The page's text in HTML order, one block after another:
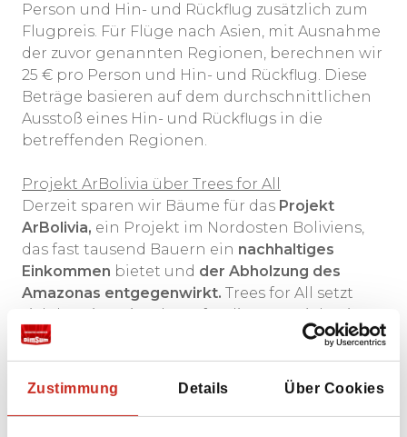
Zustimmung Details Über Cookies
Person und Hin- und Rückflug zusätzlich zum
Flugpreis. Für Flüge nach Asien, mit Ausnahme
der zuvor genannten Regionen, berechnen wir
25 € pro Person und Hin- und Rückflug. Diese
Beträge basieren auf dem durchschnittlichen
Ausstoß eines Hin- und Rückflugs in die
betreffenden Regionen.
Projekt ArBolivia über Trees for All
Derzeit sparen wir Bäume für das Projekt
ArBolivia, ein Projekt im Nordosten Boliviens,
das fast tausend Bauern ein nachhaltiges
Einkommen bietet und der Abholzung des
Amazonas entgegenwirkt. Trees for All setzt
sich bereits seit Jahren für dieses Projekt ein
und hat inzwischen bereits rund 1 Million
Bäume gepflanzt!
Durch die Wiederaufforstung degradierter